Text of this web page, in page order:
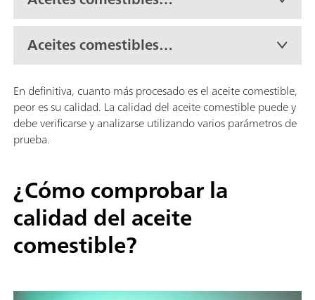
terminados/fabricados
Aceites comestibles
resistentes al frío
En definitiva, cuanto más procesado es el aceite comestible,
peor es su calidad. La calidad del aceite comestible puede y
debe verificarse y analizarse utilizando varios parámetros de
prueba.
¿Cómo comprobar la
calidad del aceite
comestible?